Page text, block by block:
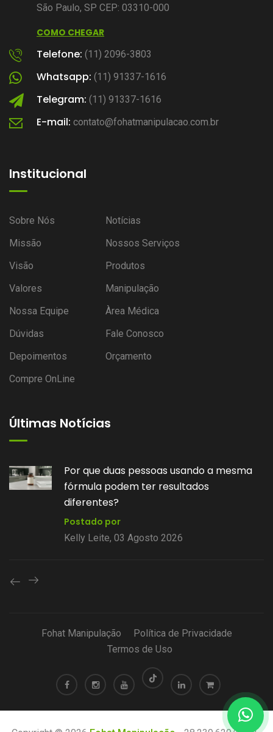
São Paulo, SP CEP: 03310-000
COMO CHEGAR
Telefone: (11) 2096-3803
Whatsapp: (11) 91337-1616
Telegram: (11) 91337-1616
E-mail: contato@fohatmanipulacao.com.br
Institucional
Sobre Nós
Missão
Visão
Valores
Nossa Equipe
Dúvidas
Depoimentos
Compre OnLine
Notícias
Nossos Serviços
Produtos
Manipulação
Àrea Médica
Fale Conosco
Orçamento
Últimas Notícias
que duas pessoas usando a mesma
podem ter resultados
Leite, 03 Agosto 2026
Fohat Manipulação
Política de Privacidade
Termos de Uso